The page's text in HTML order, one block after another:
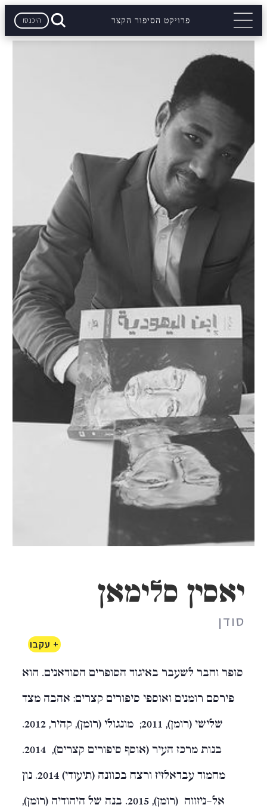
פרויקט הסיפור הקצר היכנסו
יאסין סלימאן
סודן
+ עקבו
סופר וחבר לשעבר באיגוד הסופרים הסודאנים. הוא
פירסם רומנים ואוספי סיפורים קצרים: אהבה מצד
שלישי (רומן), 2011; מונגולי (רומן), קהיר, 2012.
בנות מרכז העיר (אוסף סיפורים קצרים), 2014.
מחמוד עבדאלזיז ורצח בכוונה (תיעודי) 2014. נון
אל-ניזווה (רומן), 2015. בנה של היהודיה (רומן),